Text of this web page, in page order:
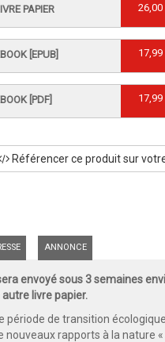
PAPIER 26,00
[EPUB] 17,99
[PDF] 17,99
Référencer ce produit sur
ANNONCE
envoyé sous 3 semaines
livre papier.
période de transition
nouveaux rapports à la nature